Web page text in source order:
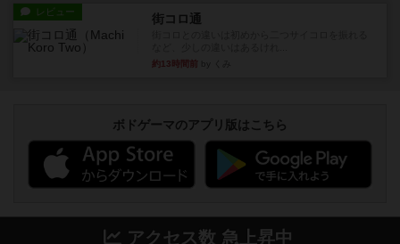
レビュー 街コロ通
約13時間前
ボドゲーマのアプリ版はこちら
アクセス数 急上昇中